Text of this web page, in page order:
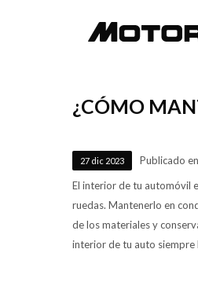
¿CÓMO
27 dic 2023 Publicado
El interior de tu automóvil
ruedas. Mantenerlo en
de los materiales y
interior de tu auto siempre